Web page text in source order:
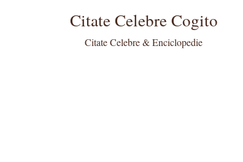
Citate Celebre Cogito
Citate Celebre & Enciclopedie